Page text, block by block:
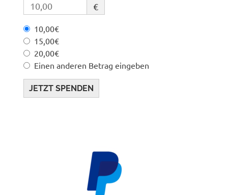
€
10,00€
15,00€
20,00€
Einen anderen Betrag eingeben
JETZT SPENDEN